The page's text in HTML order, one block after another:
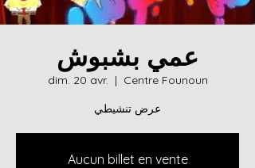
عمي بشبوش
dim. 20 avr.
  |
Centre Founoun
عرض تنشيطي
Aucun billet en vente